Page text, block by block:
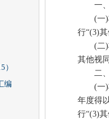
编
一、
(一)将
行“(3)
(二)将
其他视
二、
(一)将
年度得
行“(3)